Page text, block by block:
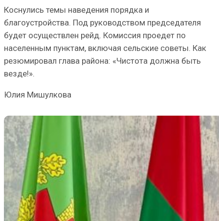
Коснулись темы наведения порядка и
благоустройства. Под руководством председателя
будет осуществлен рейд. Комиссия проедет по
населенным пунктам, включая сельские советы. Как
резюмировал глава района: «Чистота должна быть
везде!».
Юлия Мишулкова